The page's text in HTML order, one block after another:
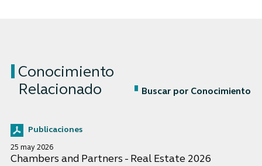
Conocimiento
Relacionado
Buscar por Conocimiento
Publicaciones
25 may 2026
Chambers and Partners - Real Estate 2026